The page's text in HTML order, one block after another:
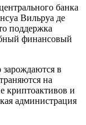
банка
Вильруа де
поддержка
финансовый
в
на
криптоактивов и
администрация